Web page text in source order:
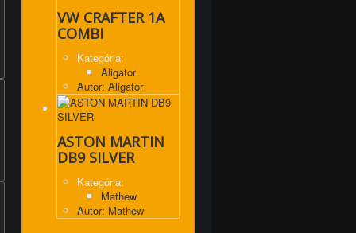
VW CRAFTER 1A
COMBI
Kategória:
Aligator
Autor: Aligator
ASTON MARTIN
DB9 SILVER
Kategória:
Mathew
Autor: Mathew